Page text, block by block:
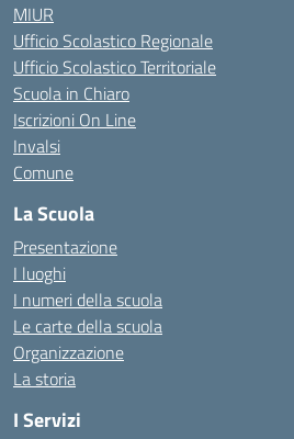
MIUR
Ufficio Scolastico Regionale
Ufficio Scolastico Territoriale
Scuola in Chiaro
Iscrizioni On Line
Invalsi
Comune
La Scuola
Presentazione
I luoghi
I numeri della scuola
Le carte della scuola
Organizzazione
La storia
I Servizi